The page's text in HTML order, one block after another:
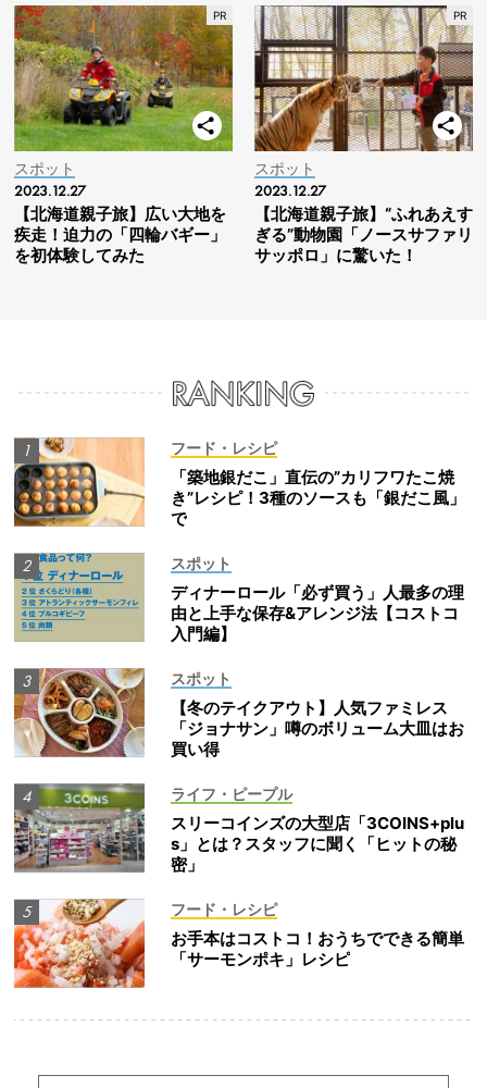
スポット
2023.12.27
【北海道親子旅】広い大地を
疾走！迫力の「四輪バギー」
を初体験してみた
スポット
2023.12.27
【北海道親子旅】“ふれあえす
ぎる”動物園「ノースサファリ
サッポロ」に驚いた！
フード・レシピ
「築地銀だこ」直伝の”カリフワたこ焼
き”レシピ！3種のソースも「銀だこ風」
で
スポット
ディナーロール「必ず買う」人最多の理
由と上手な保存&アレンジ法【コストコ
入門編】
スポット
【冬のテイクアウト】人気ファミレス
「ジョナサン」噂のボリューム大皿はお
買い得
ライフ・ピープル
スリーコインズの大型店「3COINS+plu
s」とは？スタッフに聞く「ヒットの秘
密」
フード・レシピ
お手本はコストコ！おうちでできる簡単
「サーモンポキ」レシピ